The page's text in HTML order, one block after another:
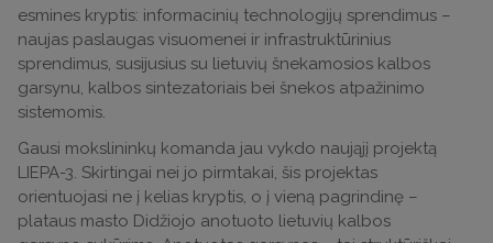
esmines kryptis: informacinių technologijų sprendimus –
naujas paslaugas visuomenei ir infrastruktūrinius
sprendimus, susijusius su lietuvių šnekamosios kalbos
garsynu, kalbos sintezatoriais bei šnekos atpažinimo
sistemomis.
Gausi mokslininkų komanda jau vykdo naująjį projektą
LIEPA-3. Skirtingai nei jo pirmtakai, šis projektas
orientuojasi ne į kelias kryptis, o į vieną pagrindinę –
plataus masto Didžiojo anotuoto lietuvių kalbos